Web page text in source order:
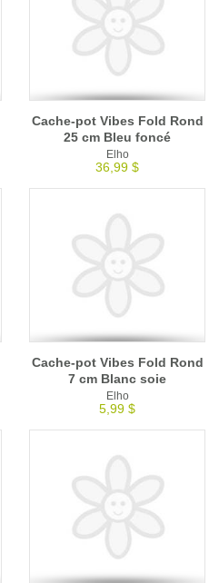
Cache-pot Vibes Fold Rond
25 cm Bleu foncé
Elho
36,99 $
Cache-pot Vibes Fold Rond
7 cm Blanc soie
Elho
5,99 $